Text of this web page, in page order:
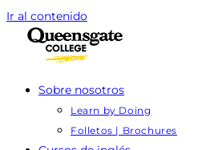
Ir al contenido
Sobre nosotros
Learn by Doing
Folletos | Brochures